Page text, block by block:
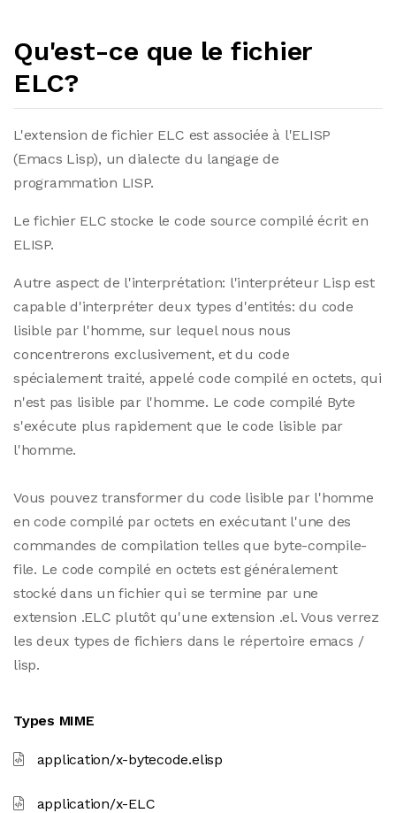
Qu'est-ce que le fichier
ELC?
L'extension de fichier ELC est associée à l'ELISP
(Emacs Lisp), un dialecte du langage de
programmation LISP.
Le fichier ELC stocke le code source compilé écrit en
ELISP.
Autre aspect de l'interprétation: l'interpréteur Lisp est
capable d'interpréter deux types d'entités: du code
lisible par l'homme, sur lequel nous nous
concentrerons exclusivement, et du code
spécialement traité, appelé code compilé en octets, qui
n'est pas lisible par l'homme. Le code compilé Byte
s'exécute plus rapidement que le code lisible par
l'homme.
Vous pouvez transformer du code lisible par l'homme
en code compilé par octets en exécutant l'une des
commandes de compilation telles que byte-compile-
file. Le code compilé en octets est généralement
stocké dans un fichier qui se termine par une
extension .ELC plutôt qu'une extension .el. Vous verrez
les deux types de fichiers dans le répertoire emacs /
lisp.
Types MIME
application/x-bytecode.elisp
application/x-ELC